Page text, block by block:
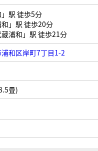
駅 徒歩5分
」駅 徒歩20分
浦和」駅 徒歩21分
和区岸町7丁目1-2
畳)